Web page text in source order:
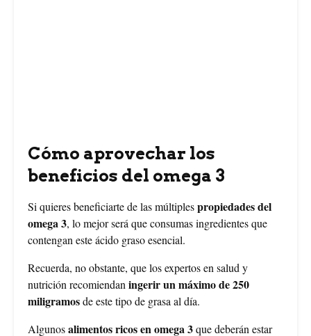
Cómo aprovechar los
beneficios del omega 3
Si quieres beneficiarte de las múltiplespropiedades del
omega 3, lo mejor será que consumas ingredientes que
contengan este ácido graso esencial.
Recuerda, no obstante, que los expertos en salud y
nutrición recomiendaningerir un máximo de 250
miligramosde este tipo de grasa al día.
Algunosalimentos ricos en omega 3que deberán estar